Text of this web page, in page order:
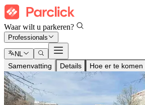
Waar wilt u parkeren?
Professionals
NL
Samenvatting Details Hoe er te komen